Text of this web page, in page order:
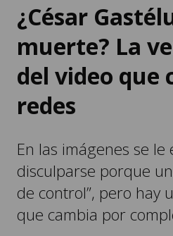
¿César
muerte? La
del video que
redes
En las imágenes se le
disculparse porque
de control”, pero hay
que cambia por